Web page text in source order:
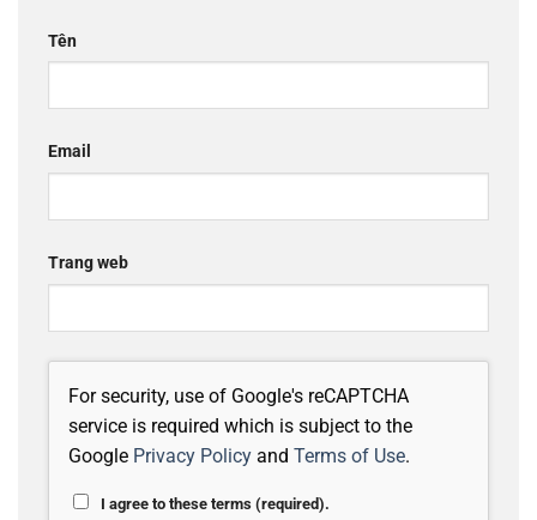
Tên
Email
Trang web
For security, use of Google's reCAPTCHA
service is required which is subject to the
Google Privacy Policy and Terms of Use.
I agree to these terms (required).